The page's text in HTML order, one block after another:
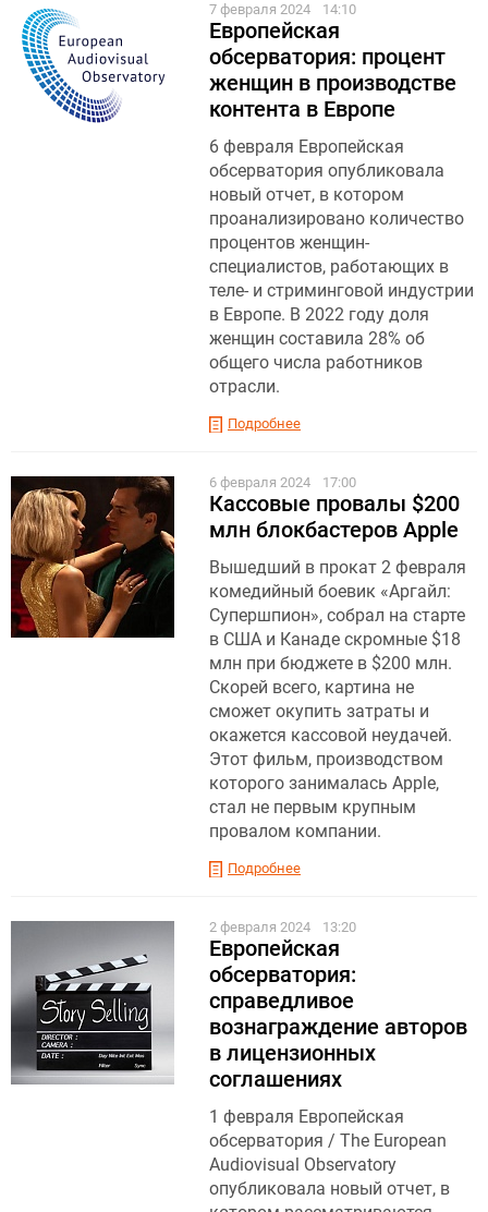
7 февраля 2024 14:10
Европейская
обсерватория: процент
женщин в производстве
контента в Европе
6 февраля Европейская
обсерватория опубликовала
новый отчет, в котором
проанализировано количество
процентов женщин-
специалистов, работающих в
теле- и стриминговой индустрии
в Европе. В 2022 году доля
женщин составила 28% об
общего числа работников
отрасли.
Подробнее
6 февраля 2024 17:00
Кассовые провалы $200
млн блокбастеров Apple
Вышедший в прокат 2 февраля
комедийный боевик «Аргайл:
Супершпион», собрал на старте
в США и Канаде скромные $18
млн при бюджете в $200 млн.
Скорей всего, картина не
сможет окупить затраты и
окажется кассовой неудачей.
Этот фильм, производством
которого занималась Apple,
стал не первым крупным
провалом компании.
Подробнее
2 февраля 2024 13:20
Европейская
обсерватория:
справедливое
вознаграждение авторов
в лицензионных
соглашениях
1 февраля Европейская
обсерватория / The European
Audiovisual Observatory
опубликовала новый отчет, в